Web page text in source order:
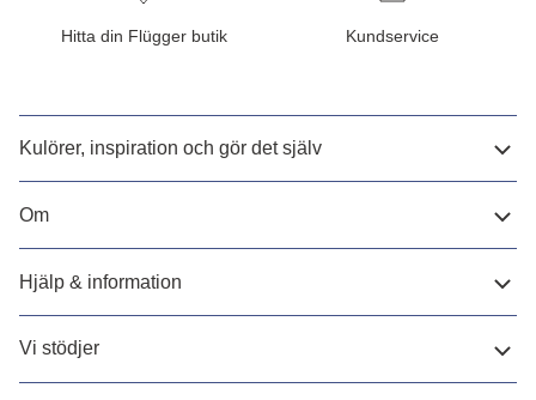
Hitta din Flügger butik Kundservice
Kulörer, inspiration och gör det själv
Om
Hjälp & information
Vi stödjer